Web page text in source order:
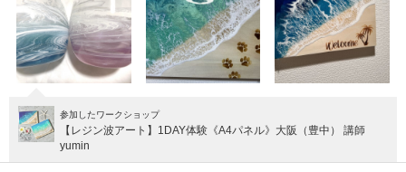
参加したワークショップ
【レジン波アート】1DAY体験《A4パネル》大阪（豊中） 講師
yumin